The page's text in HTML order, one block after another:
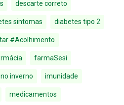
descarte correto
sintomas diabetes tipo 2
#Acolhimento
farmaSesi
inverno imunidade
medicamentos